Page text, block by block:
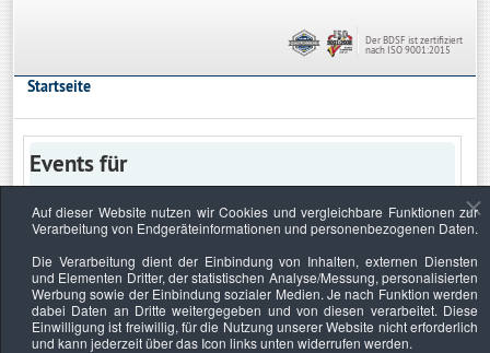
Der BDSF ist zertifiziert
nach ISO 9001:2015
Startseite
Events für
Keine Termine
Auf dieser Website nutzen wir Cookies und vergleichbare Funktionen zur
Verarbeitung von Endgeräteinformationen und personenbezogenen Daten.
Die Verarbeitung dient der Einbindung von Inhalten, externen Diensten
und Elementen Dritter, der statistischen Analyse/Messung, personalisierten
Werbung sowie der Einbindung sozialer Medien. Je nach Funktion werden
dabei Daten an Dritte weitergegeben und von diesen verarbeitet. Diese
Einwilligung ist freiwillig, für die Nutzung unserer Website nicht erforderlich
und kann jederzeit über das Icon links unten widerrufen werden.